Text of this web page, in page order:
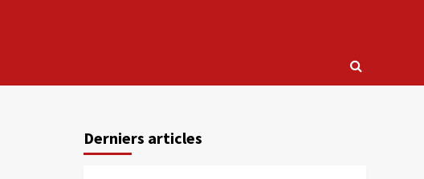
Derniers articles